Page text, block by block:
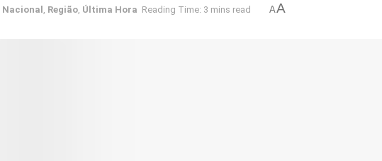
Nacional , Região, Última Hora Reading Time: 3 mins read AA